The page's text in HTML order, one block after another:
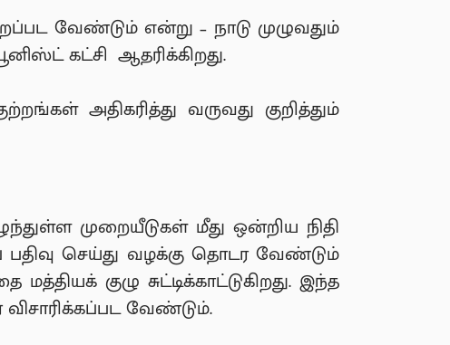
வேண்டும் என்று – நாடு முழுவதும்
கட்சி ஆதரிக்கிறது.
அதிகரித்து வருவது குறித்தும்
முறையீடுகள் மீது ஒன்றிய நிதி
செய்து வழக்கு தொடர வேண்டும்
குழு சுட்டிக்காட்டுகிறது. இந்த
வேண்டும்.